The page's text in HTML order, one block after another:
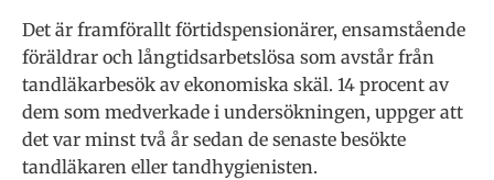
Det är framförallt förtidspensionärer, ensamstående
föräldrar och långtidsarbetslösa som avstår från
tandläkarbesök av ekonomiska skäl. 14 procent av
dem som medverkade i undersökningen, uppger att
det var minst två år sedan de senaste besökte
tandläkaren eller tandhygienisten.